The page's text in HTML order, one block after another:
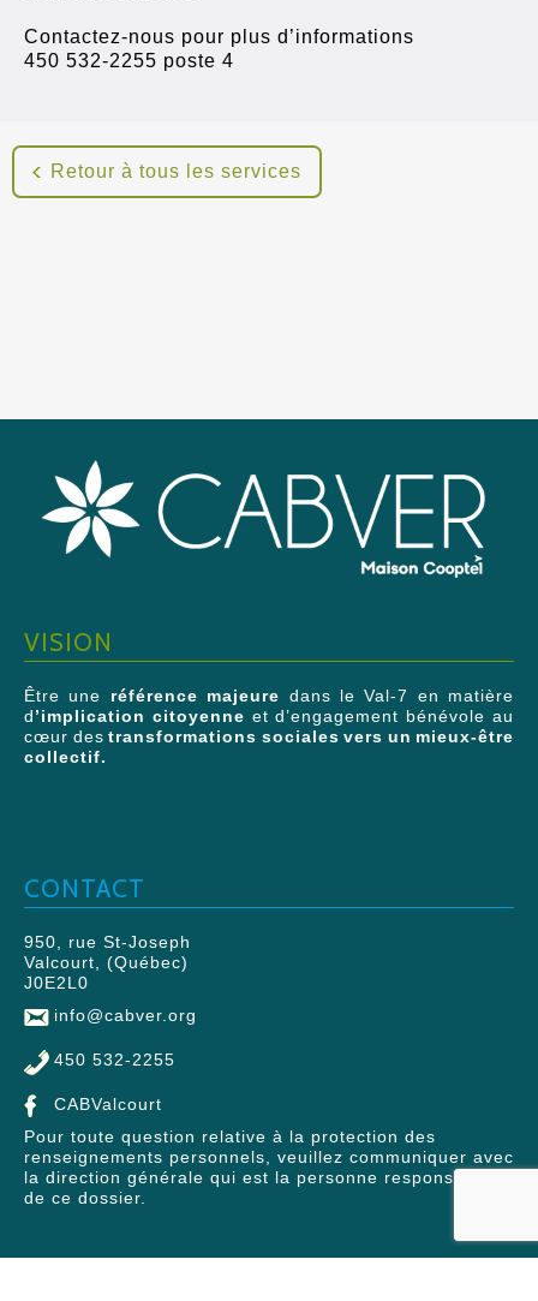
Contactez-nous pour plus d’informations
450 532-2255 poste 4
Retour à tous les services
VISION
Être une référence majeure dans le Val-7 en matière
d’implication citoyenne et d’engagement bénévole au
cœur des transformations sociales vers un mieux-être
collectif.
CONTACT
950, rue St-Joseph
Valcourt, (Québec)
J0E2L0
info@cabver.org
450 532-2255
CABValcourt
Pour toute question relative à la protection des
renseignements personnels, veuillez communiquer avec
la direction générale qui est la personne responsable
de ce dossier.